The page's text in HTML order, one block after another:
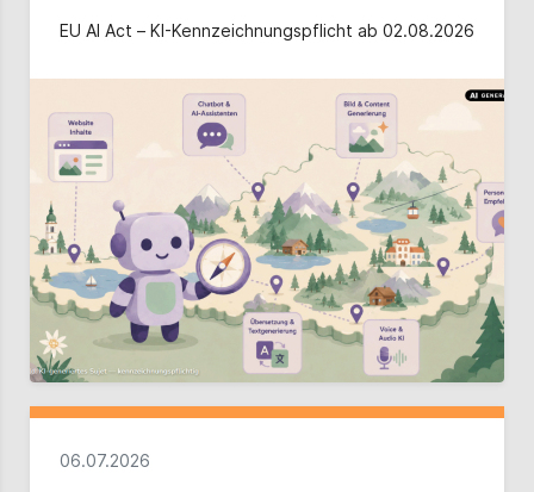
EU AI Act – KI-Kennzeichnungspflicht ab 02.08.2026
06.07.2026